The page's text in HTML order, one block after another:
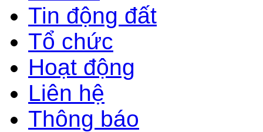
Tin động đất
Tổ chức
Hoạt động
Liên hệ
Thông báo